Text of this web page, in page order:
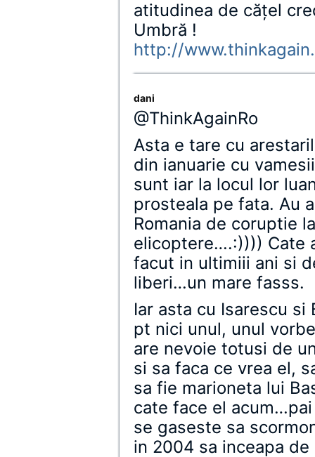
atitudinea de căţel
Umbră !
http://
dani
@ThinkAgainRo
Asta e tare cu
din ianuarie cu
sunt iar la locul lor
prosteala pe fata. Au
Romania de coruptie
elicoptere….:)))) Cate
facut in ultimiii ani si
liberi…un mare fasss.
Iar asta cu Isarescu si
pt nici unul, unul
are nevoie totusi de
si sa faca ce vrea el,
sa fie marioneta lui
cate face el
se gaseste sa
in 2004 sa inceapa